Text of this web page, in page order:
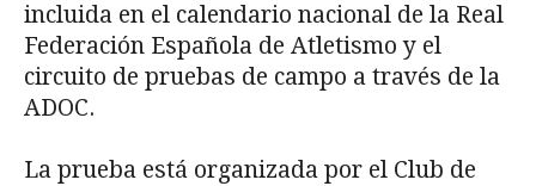
incluida en el calendario nacional de la Real
Federación Española de Atletismo y el
circuito de pruebas de campo a través de la
ADOC.
La prueba está organizada por el Club de